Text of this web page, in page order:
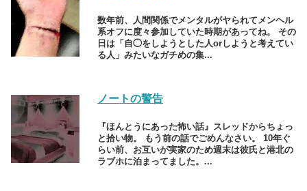
数年前、人間関係でメンタルがヤられてメンヘル
系オフに度々参加していた時期があってね。 その
日は「自◯をしようとした人orしようと考えてい
る人」みたいなガチめの集...
ノートの警告
『ほんとうにあった怖い話』スレッドからちょっ
と拾い物。 もう前の話でごめんなさい。 10年ぐ
らい前、お互いが実家のため週末は彼氏と港北の
ラブホに泊まってました。...